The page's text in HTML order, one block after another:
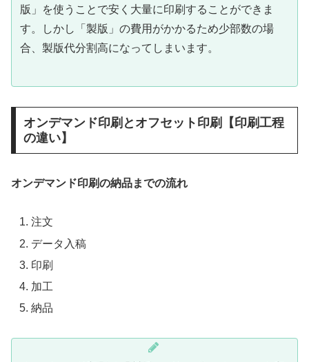
版」を使うことで安く大量に印刷することができま
す。しかし「製版」の費用がかかるため少部数の場
合、製版代分割高になってしまいます。
オンデマンド印刷とオフセット印刷【印刷工程
の違い】
オンデマンド印刷の納品までの流れ
注文
データ入稿
印刷
加工
納品